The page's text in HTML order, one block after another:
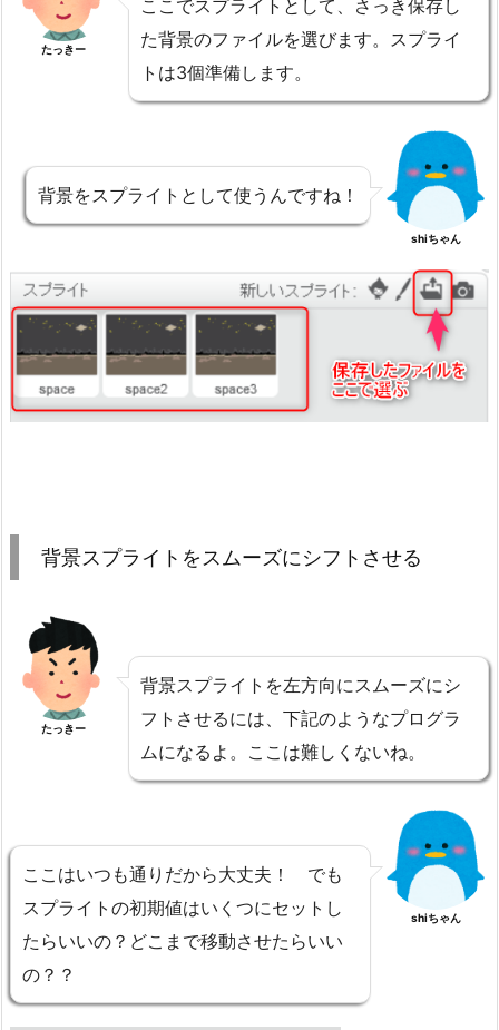
たっきー
ここでスプライトとして、さっき保存し
た背景のファイルを選びます。スプライ
トは3個準備します。
背景をスプライトとして使うんですね！
shiちゃん
背景スプライトをスムーズにシフトさせる
たっきー
背景スプライトを左方向にスムーズにシ
フトさせるには、下記のようなプログラ
ムになるよ。ここは難しくないね。
ここはいつも通りだから大丈夫！ でも
スプライトの初期値はいくつにセットし
たらいいの？どこまで移動させたらいい
の？？
shiちゃん